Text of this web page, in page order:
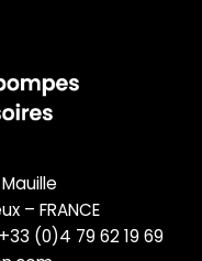
– FRANCE
(0)4 79 62 19 69